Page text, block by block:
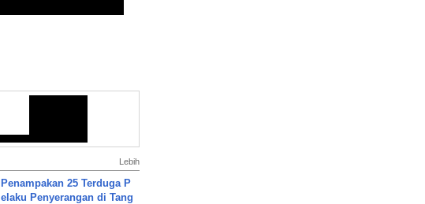
Lebih
Penampakan 25 Terduga P
elaku Penyerangan di Tang